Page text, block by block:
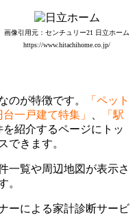
画像引用元：センチュリー21 日立ホーム
https://www.hitachihome.co.jp/
のが特徴です。
「ペット
台一戸建て特集」
「駅
紹介するページにトッ
できます。
一覧や周辺地図が表示さ
。
ーによる家計診断サービ